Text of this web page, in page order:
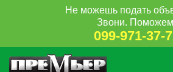
Не можешь подать
Звони.
099-971-37-